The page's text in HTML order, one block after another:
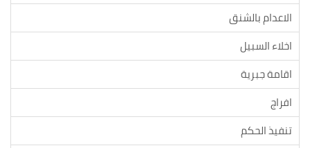
الاعدام بالشنق
اخلاء السبيل
اقامة جبرية
افراج
تنفيذ الحكم